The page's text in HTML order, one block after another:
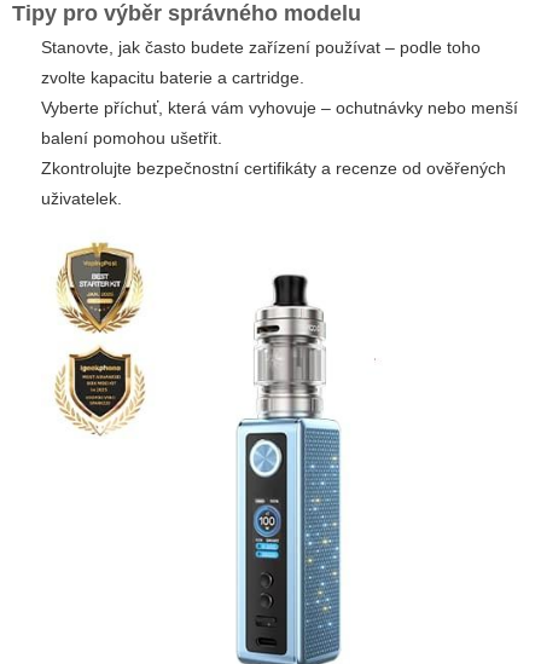
Tipy pro výběr správného modelu
Stanovte, jak často budete zařízení používat – podle toho
zvolte kapacitu baterie a cartridge.
Vyberte příchuť, která vám vyhovuje – ochutnávky nebo menší
balení pomohou ušetřit.
Zkontrolujte bezpečnostní certifikáty a recenze od ověřených
uživatelek.